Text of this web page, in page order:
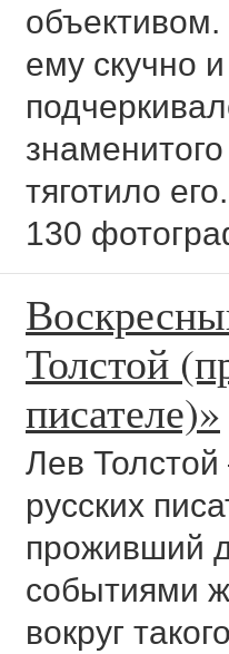
ему скучно
тяготило
130
Толстой
писателе)»
Лев
русских
проживший
событиями
вокруг